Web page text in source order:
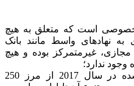
است که متعلق به هیچ
نهادهای واسط مانند بانک
غیرمتمرکز بوده و هیچ
ندارد؛
ارزش بازار پول‌های رمزنگاری‌شده ‌در سال 2017 از مرز 250